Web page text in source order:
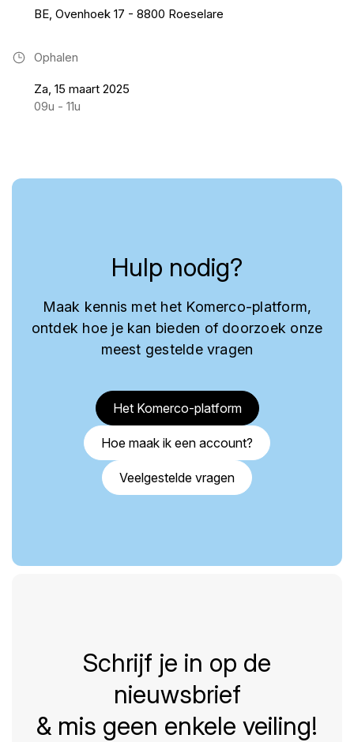
BE, Ovenhoek 17 - 8800 Roeselare
Ophalen
Za, 15 maart 2025
09u - 11u
Hulp nodig?
Maak kennis met het Komerco-platform,
ontdek hoe je kan bieden of doorzoek onze
meest gestelde vragen
Het Komerco-platform
Hoe maak ik een account?
Veelgestelde vragen
Schrijf je in op de
nieuwsbrief
& mis geen enkele veiling!